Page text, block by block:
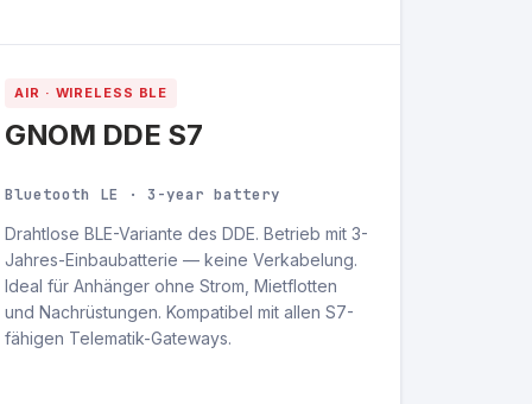
AIR · WIRELESS BLE
GNOM DDE S7
Bluetooth LE · 3-year battery
Drahtlose BLE-Variante des DDE. Betrieb mit 3-
Jahres-Einbaubatterie — keine Verkabelung.
Ideal für Anhänger ohne Strom, Mietflotten
und Nachrüstungen. Kompatibel mit allen S7-
fähigen Telematik-Gateways.